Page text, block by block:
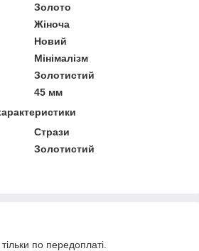
Золото
Жіноча
Новий
Мінімалізм
Золотистий
45 мм
Стрази
Золотистий
по передоплаті.